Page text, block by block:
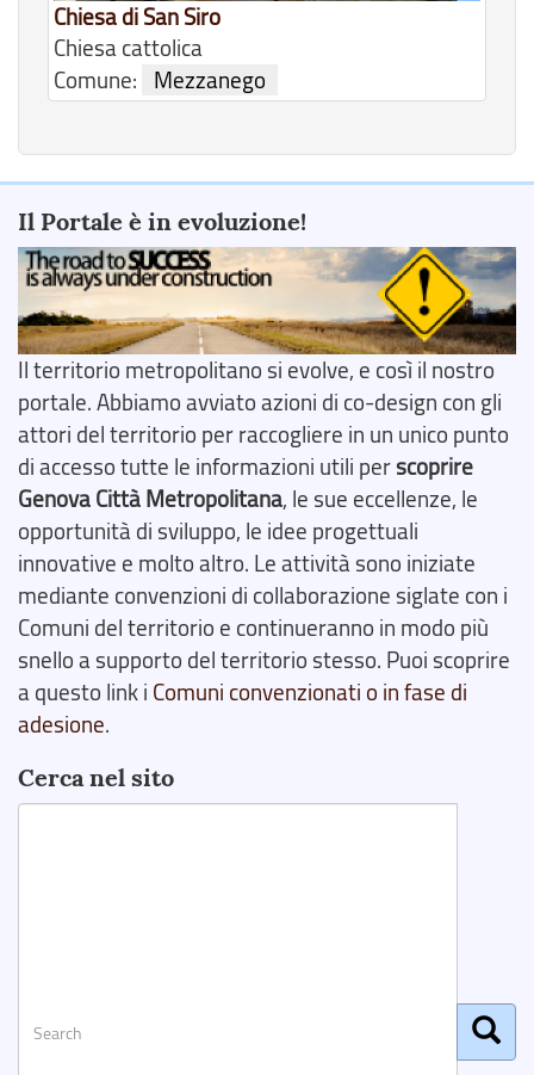
Chiesa di San Siro
Chiesa cattolica
Comune:
Mezzanego
Il Portale è in evoluzione!
Il territorio metropolitano si evolve, e così il nostro
portale. Abbiamo avviato azioni di co-design con gli
attori del territorio per raccogliere in un unico punto
di accesso tutte le informazioni utili perscoprire
Genova Città Metropolitana, le sue eccellenze, le
opportunità di sviluppo, le idee progettuali
innovative e molto altro. Le attività sono iniziate
mediante convenzioni di collaborazione siglate con i
Comuni del territorio e continueranno in modo più
snello a supporto del territorio stesso. Puoi scoprire
a questo link i Comuni convenzionati o in fase di
adesione.
Cerca nel sito